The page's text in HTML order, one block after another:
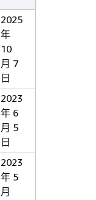
2025
年
10
月 7
日
2023
年 6
月 5
日
2023
年 5
月